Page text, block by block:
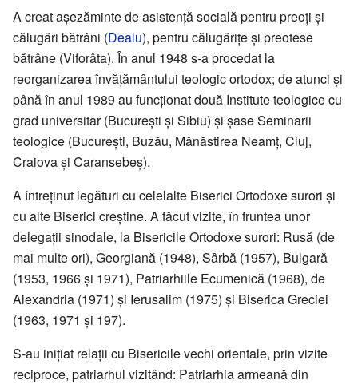
A creat așezăminte de asistență socială pentru preoți și
călugări bătrâni (Dealu), pentru călugărițe și preotese
bătrâne (Viforâta). În anul 1948 s-a procedat la
reorganizarea învățământului teologic ortodox; de atunci și
până în anul 1989 au funcționat două Institute teologice cu
grad universitar (București și Sibiu) și șase Seminarii
teologice (București, Buzău, Mănăstirea Neamț, Cluj,
Craiova și Caransebeș).
A întreținut legături cu celelalte Biserici Ortodoxe surori și
cu alte Biserici creștine. A făcut vizite, în fruntea unor
delegații sinodale, la Bisericile Ortodoxe surori: Rusă (de
mai multe ori), Georgiană (1948), Sârbă (1957), Bulgară
(1953, 1966 și 1971), Patriarhiile Ecumenică (1968), de
Alexandria (1971) și Ierusalim (1975) și Biserica Greciei
(1963, 1971 și 197).
S-au inițiat relații cu Bisericile vechi orientale, prin vizite
reciproce, patriarhul vizitând: Patriarhia armeană din